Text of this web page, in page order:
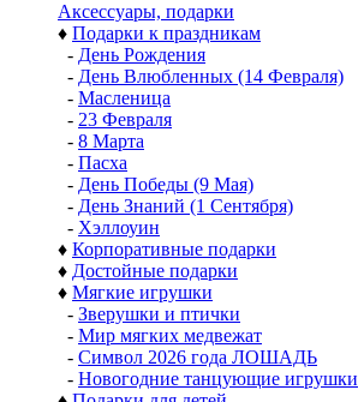
Аксессуары, подарки
♦ Подарки к праздникам
- День Рождения
- День Влюбленных (14 Февраля)
- Масленица
- 23 Февраля
- 8 Марта
- Пасха
- День Победы (9 Мая)
- День Знаний (1 Сентября)
- Хэллоуин
♦ Корпоративные подарки
♦ Достойные подарки
♦ Мягкие игрушки
- Зверушки и птички
- Мир мягких медвежат
- Символ 2026 года ЛОШАДЬ
- Новогодние танцующие игрушки